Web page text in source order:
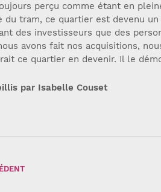
perçu comme étant en
du tram, ce quartier est devenu
des investisseurs que des
avons fait nos acquisitions,
ce quartier en devenir. Il le
par Isabelle Couset